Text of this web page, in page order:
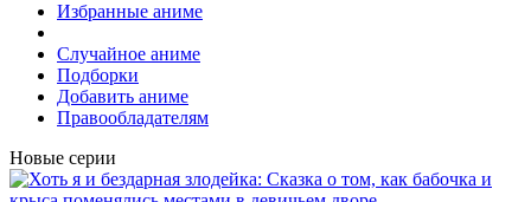
Избранные аниме
Случайное аниме
Подборки
Добавить аниме
Правообладателям
Новые серии